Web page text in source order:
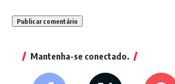
Mantenha-se conectado.